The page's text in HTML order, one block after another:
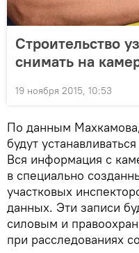
Строительство
снимать на
19 ноября 2015, 10:53
По данным
будут
Вся информация с
в специально
участковых
данных. Эти записи
силовым и
при расследованиях